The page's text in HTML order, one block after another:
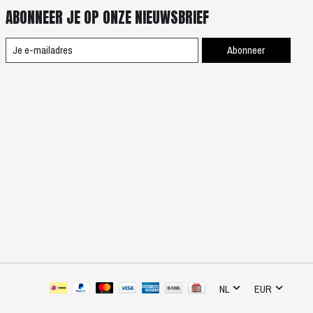
ABONNEER JE OP ONZE NIEUWSBRIEF
Abonneer
NL EUR